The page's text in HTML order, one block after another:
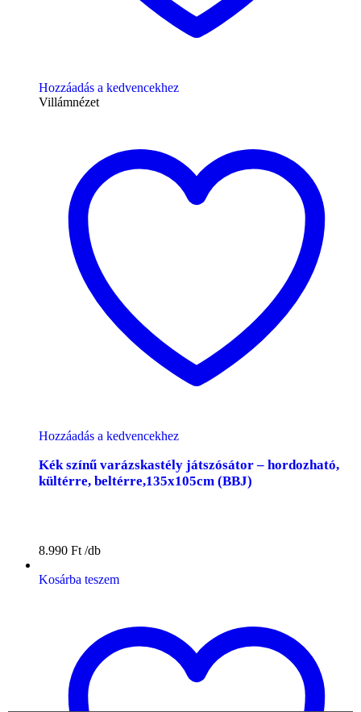
Hozzáadás a kedvencekhez
Villámnézet
Hozzáadás a kedvencekhez
Kék színű varázskastély játszósátor – hordozható,
kültérre, beltérre,135x105cm (BBJ)
8.990 Ft
Kosárba teszem